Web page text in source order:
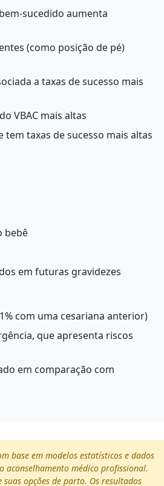
sucedido aumenta
(como posição de pé)
a taxas de sucesso mais
VBAC mais altas
taxas de sucesso mais altas
bebê
em futuras gravidezes
com uma cesariana anterior)
que apresenta riscos
em comparação com
base em modelos estatísticos e dados
aconselhamento médico profissional.
opções de parto. Os resultados